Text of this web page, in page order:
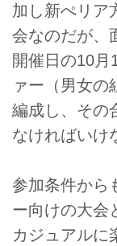
加し新ぺリア
会なのだが、
開催日の10月
ァー（男女の
編成し、その
なければいけ
参加条件から
ー向けの大会
カジュアルに